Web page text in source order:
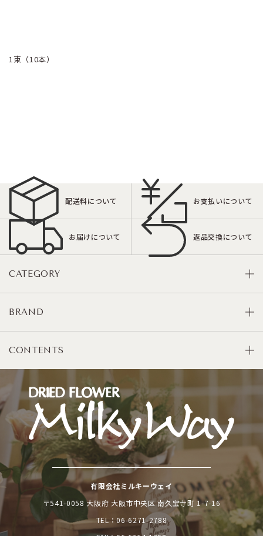
1束（10本）
配送料について お支払いについて
お届けについて 返品交換について
CATEGORY
BRAND
CONTENTS
有限会社ミルキーウェイ
〒541-0058 大阪府 大阪市中央区 南久宝寺町 1-7-16
TEL：06-6271-2788